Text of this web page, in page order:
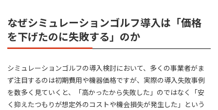
なぜシミュレーションゴルフ導入は「価格
を下げたのに失敗する」のか
シミュレーションゴルフの導入検討において、多くの事業者がま
ず注目するのは初期費用や機器価格ですが、実際の導入失敗事例
を数多く見ていくと、「高かったから失敗した」のではなく「安
く抑えたつもりが想定外のコストや機会損失が発生した」という